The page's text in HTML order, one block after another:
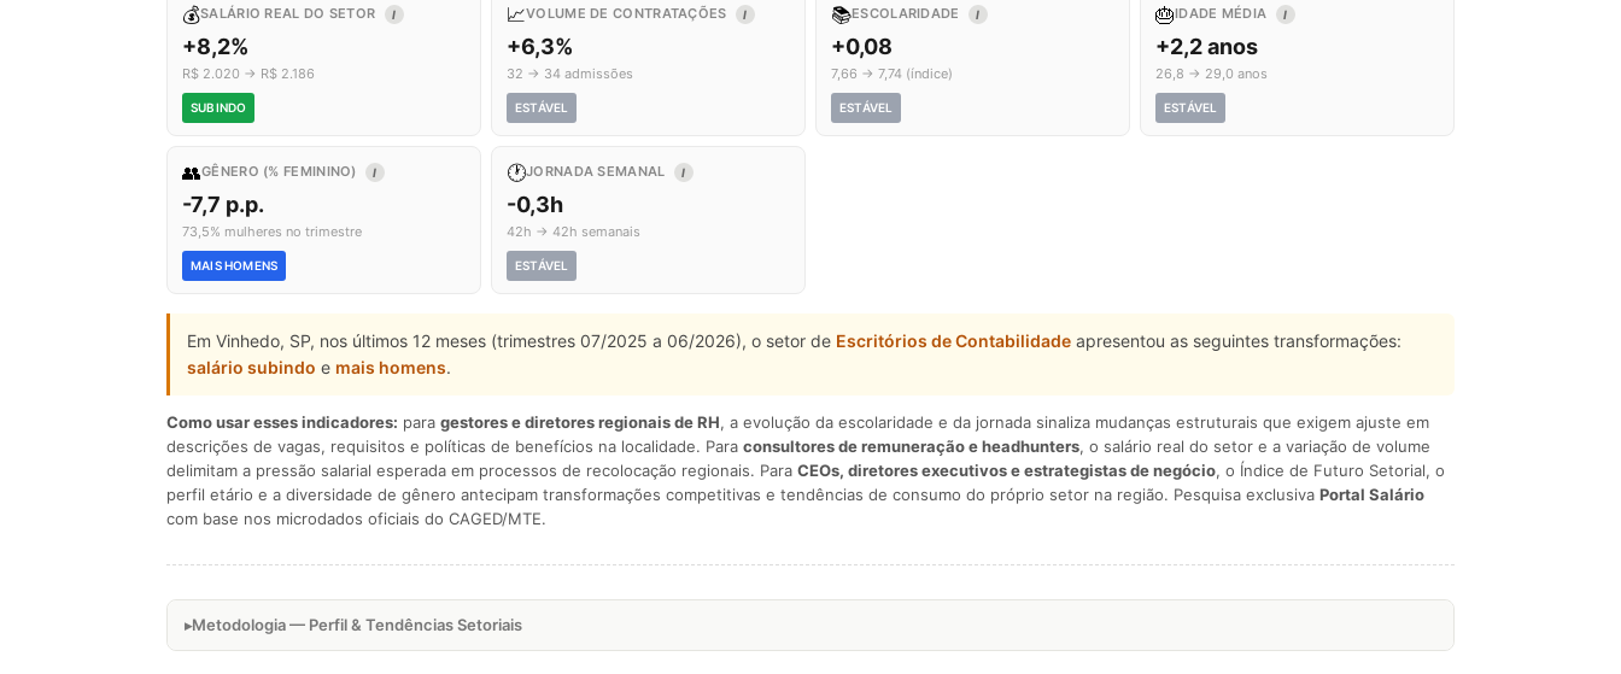
💰SALÁRIO REAL DO SETOR I
+8,2%
R$ 2.020 → R$ 2.186
SUBINDO
📈VOLUME DE CONTRATAÇÕES I
+6,3%
32 → 34 admissões
ESTÁVEL
📚ESCOLARIDADE I
+0,08
7,66 → 7,74 (índice)
ESTÁVEL
🎂IDADE MÉDIA I
+2,2 anos
26,8 → 29,0 anos
ESTÁVEL
👥GÊNERO (% FEMININO) I
-7,7 p.p.
73,5% mulheres no trimestre
MAIS HOMENS
🕐JORNADA SEMANAL I
-0,3h
42h → 42h semanais
ESTÁVEL
Em Vinhedo, SP, nos últimos 12 meses (trimestres 07/2025 a 06/2026), o setor de Escritórios de Contabilidade apresentou as seguintes transformações:
salário subindo e mais homens.
Como usar esses indicadores: para gestores e diretores regionais de RH, a evolução da escolaridade e da jornada sinaliza mudanças estruturais que exigem ajuste em
descrições de vagas, requisitos e políticas de benefícios na localidade. Para consultores de remuneração e headhunters, o salário real do setor e a variação de volume
delimitam a pressão salarial esperada em processos de recolocação regionais. Para CEOs, diretores executivos e estrategistas de negócio, o Índice de Futuro Setorial, o
perfil etário e a diversidade de gênero antecipam transformações competitivas e tendências de consumo do próprio setor na região. Pesquisa exclusiva Portal Salário
com base nos microdados oficiais do CAGED/MTE.
Metodologia — Perfil & Tendências Setoriais